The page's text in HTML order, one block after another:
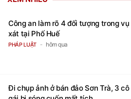
Công an làm rõ 4 đối tượng trong vụ
xát tại Phố Huế
PHÁP LUẬT hôm qua
Đi chụp ảnh ở bán đảo Sơn Trà, 3 cô